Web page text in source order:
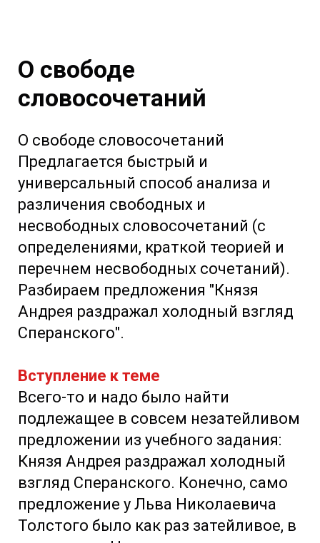
О свободе
словосочетаний
О свободе словосочетаний
Предлагается быстрый и
универсальный способ анализа и
различения свободных и
несвободных словосочетаний (с
определениями, краткой теорией и
перечнем несвободных сочетаний).
Разбираем предложения "Князя
Андрея раздражал холодный взгляд
Сперанского".
Вступление к теме
Всего-то и надо было найти
подлежащее в совсем незатейливом
предложении из учебного задания:
Князя Андрея раздражал холодный
взгляд Сперанского. Конечно, само
предложение у Льва Николаевича
Толстого было как раз затейливое, в